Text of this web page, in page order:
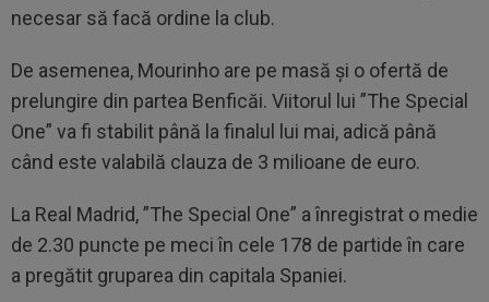
necesar să facă ordine la club.
De asemenea, Mourinho are pe masă și o ofertă de
prelungire din partea Benficăi. Viitorul lui ”The Special
One” va fi stabilit până la finalul lui mai, adică până
când este valabilă clauza de 3 milioane de euro.
La Real Madrid, ”The Special One” a înregistrat o medie
de 2.30 puncte pe meci în cele 178 de partide în care
a pregătit gruparea din capitala Spaniei.